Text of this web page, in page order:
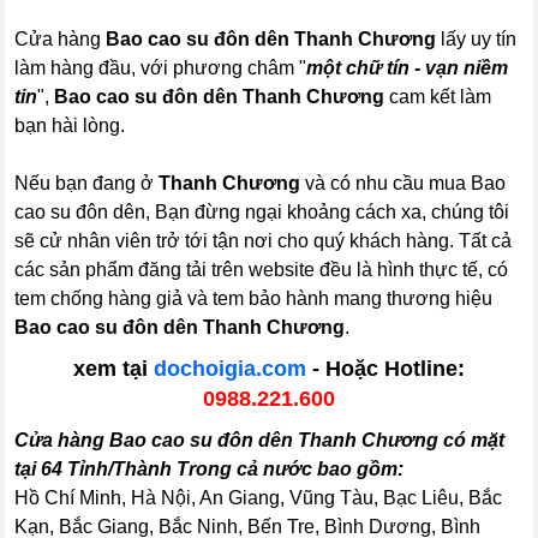
Cửa hàng Bao cao su đôn dên Thanh Chương lấy uy tín
làm hàng đầu, với phương châm "một chữ tín - vạn niềm
tin", Bao cao su đôn dên Thanh Chương cam kết làm
bạn hài lòng.
Nếu bạn đang ởThanh Chương và có nhu cầu mua Bao
cao su đôn dên, Bạn đừng ngại khoảng cách xa, chúng tôi
sẽ cử nhân viên trở tới tận nơi cho quý khách hàng. Tất cả
các sản phẩm đăng tải trên website đều là hình thực tế, có
tem chống hàng giả và tem bảo hành mang thương hiệu
Bao cao su đôn dên Thanh Chương.
xem tại dochoigia.com - Hoặc Hotline:
0988.221.600
Cửa hàng Bao cao su đôn dên Thanh Chương có mặt
tại 64 Tỉnh/Thành Trong cả nước bao gồm:
Hồ Chí Minh, Hà Nội, An Giang, Vũng Tàu, Bạc Liêu, Bắc
Kạn, Bắc Giang, Bắc Ninh, Bến Tre, Bình Dương, Bình